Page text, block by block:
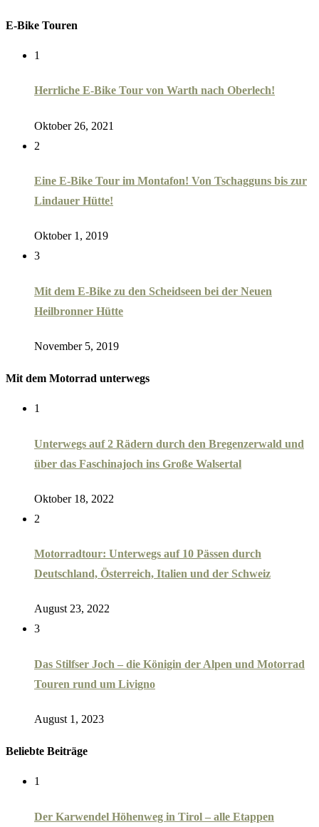
E-Bike Touren
1
Herrliche E-Bike Tour von Warth nach Oberlech!
Oktober 26, 2021
2
Eine E-Bike Tour im Montafon! Von Tschagguns bis zur
Lindauer Hütte!
Oktober 1, 2019
3
Mit dem E-Bike zu den Scheidseen bei der Neuen
Heilbronner Hütte
November 5, 2019
Mit dem Motorrad unterwegs
1
Unterwegs auf 2 Rädern durch den Bregenzerwald und
über das Faschinajoch ins Große Walsertal
Oktober 18, 2022
2
Motorradtour: Unterwegs auf 10 Pässen durch
Deutschland, Österreich, Italien und der Schweiz
August 23, 2022
3
Das Stilfser Joch – die Königin der Alpen und Motorrad
Touren rund um Livigno
August 1, 2023
Beliebte Beiträge
1
Der Karwendel Höhenweg in Tirol – alle Etappen